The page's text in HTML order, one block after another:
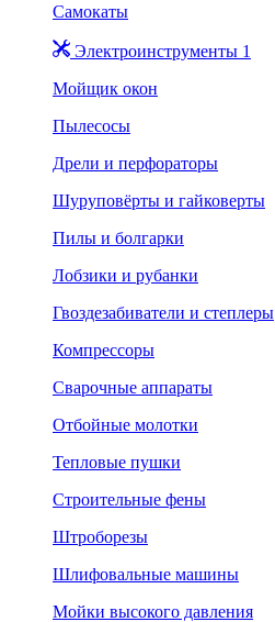
Самокаты
Электроинструменты 1
Мойщик окон
Пылесосы
Дрели и перфораторы
Шуруповёрты и гайковерты
Пилы и болгарки
Лобзики и рубанки
Гвоздезабиватели и степлеры
Компрессоры
Сварочные аппараты
Отбойные молотки
Тепловые пушки
Строительные фены
Штроборезы
Шлифовальные машины
Мойки высокого давления